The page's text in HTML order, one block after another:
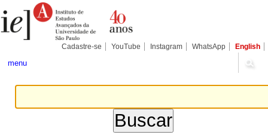
para
conteúdo.
Pessoais
Cadastre-se YouTube Instagram WhatsApp English
menu